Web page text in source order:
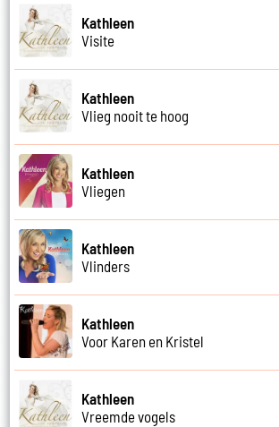
Kathleen
Visite
Kathleen
Vlieg nooit te hoog
Kathleen
Vliegen
Kathleen
Vlinders
Kathleen
Voor Karen en Kristel
Kathleen
Vreemde vogels